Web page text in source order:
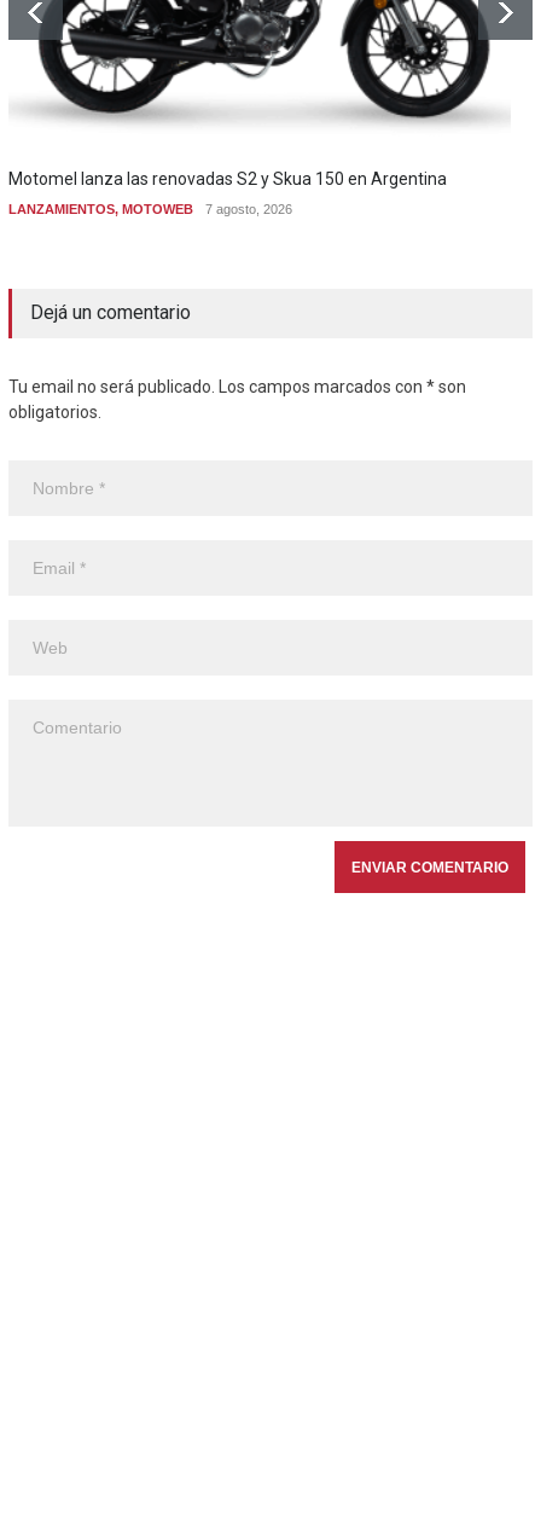
Motomel lanza las renovadas S2 y Skua 150 en Argentina
LANZAMIENTOS, MOTOWEB 7 agosto, 2026
Dejá un comentario
Tu email no será publicado. Los campos marcados con * son
obligatorios.